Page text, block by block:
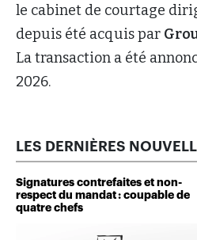
le cabinet de courtage
depuis été acquis par
La transaction a été
2026.
LES DERNIÈRES
Signatures contrefaites et non-
respect du mandat : coupable de
quatre chefs